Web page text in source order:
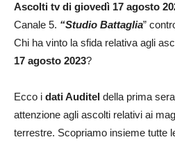
Ascolti tv di giovedì 17 agosto
Canale 5. “Studio Battaglia”
Chi ha vinto la sfida relativa agli
17 agosto 2023?
Ecco i dati Auditel della prima
attenzione agli ascolti relativi ai
terrestre. Scopriamo insieme tutte